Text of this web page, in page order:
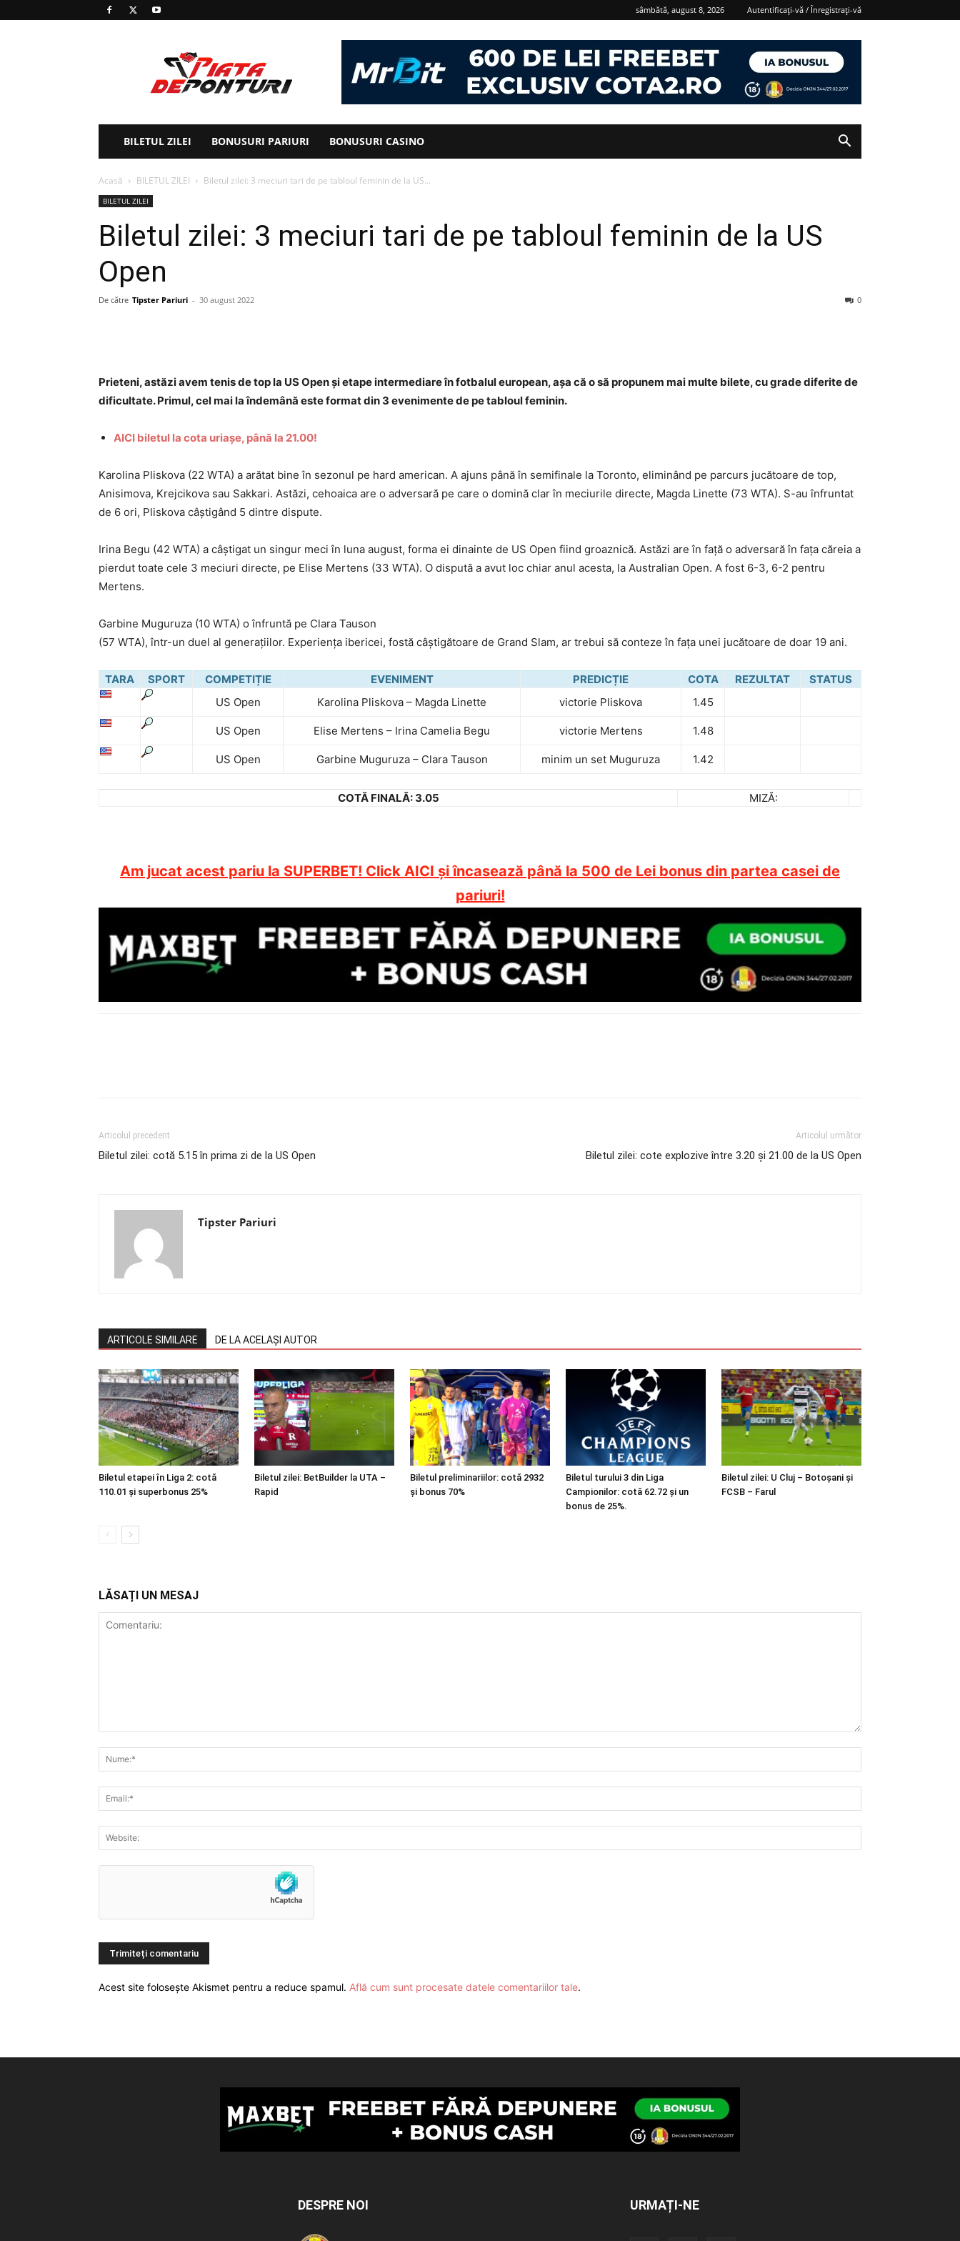
sâmbătă, august 8, 2026 Autentificați-vă / Înregistrați-vă
ponturi
BILETUL ZILEI BONUSURI PARIURI BONUSURI CASINO
Acasă BILETUL ZILEI Biletul zilei: 3 meciuri tari de pe tabloul feminin de la US...
BILETUL ZILEI
Biletul zilei: 3 meciuri tari de pe tabloul feminin de la US
Open
De către Tipster Pariuri - 30 august 2022 0
Prieteni, astăzi avem tenis de top la US Open și etape intermediare în fotbalul european, așa că o să propunem mai multe bilete, cu grade diferite de
dificultate. Primul, cel mai la îndemână este format din 3 evenimente de pe tabloul feminin.
AICI biletul la cota uriașe, până la 21.00!
Karolina Pliskova (22 WTA) a arătat bine în sezonul pe hard american. A ajuns până în semifinale la Toronto, eliminând pe parcurs jucătoare de top,
Anisimova, Krejcikova sau Sakkari. Astăzi, cehoaica are o adversară pe care o domină clar în meciurile directe, Magda Linette (73 WTA). S-au înfruntat
de 6 ori, Pliskova câștigând 5 dintre dispute.
Irina Begu (42 WTA) a câștigat un singur meci în luna august, forma ei dinainte de US Open fiind groaznică. Astăzi are în față o adversară în fața căreia a
pierdut toate cele 3 meciuri directe, pe Elise Mertens (33 WTA). O dispută a avut loc chiar anul acesta, la Australian Open. A fost 6-3, 6-2 pentru
Mertens.
Garbine Muguruza (10 WTA) o înfruntă pe Clara Tauson
(57 WTA), într-un duel al generațiilor. Experiența ibericei, fostă câștigătoare de Grand Slam, ar trebui să conteze în fața unei jucătoare de doar 19 ani.
TARA SPORT COMPETIȚIE EVENIMENT PREDICȚIE COTA REZULTAT
STATUS
US Open
Karolina Pliskova – Magda Linette victorie Pliskova 1.45
US Open Elise Mertens – Irina Camelia Begu victorie Mertens 1.48
US Open Garbine Muguruza – Clara Tauson minim un set Muguruza 1.42
COTĂ FINALĂ: 3.05 MIZĂ:
Am jucat acest pariu la SUPERBET! Click AICI și încasează până la 500 de Lei bonus din partea casei de
pariuri!
Articolul precedent
Biletul zilei: cotă 5.15 în prima zi de la US Open
Articolul următor
Biletul zilei: cote explozive între 3.20 și 21.00 de la US Open
Tipster Pariuri
ARTICOLE SIMILARE DE LA ACELAȘI AUTOR
Biletul etapei în Liga 2: cotă
110.01 și superbonus 25%
Biletul zilei: BetBuilder la UTA –
Rapid
Biletul preliminariilor: cotă 2932
și bonus 70%
Biletul turului 3 din Liga
Campionilor: cotă 62.72 și un
bonus de 25%.
Biletul zilei: U Cluj – Botoșani și
FCSB – Farul
LĂSAȚI UN MESAJ
Acest site folosește Akismet pentru a reduce spamul. Află cum sunt procesate datele comentariilor tale.
DESPRE NOI URMAȚI-NE